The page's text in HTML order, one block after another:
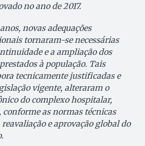
no ano de 2017.
novas adequações
tornaram-se necessárias
e a ampliação dos
à população. Tais
tecnicamente justificadas e
vigente, alteraram o
do complexo hospitalar,
conforme as normas técnicas
e aprovação global do